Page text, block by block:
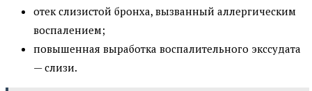
отек слизистой бронха, вызванный аллергическим
воспалением;
повышенная выработка воспалительного экссудата
— слизи.